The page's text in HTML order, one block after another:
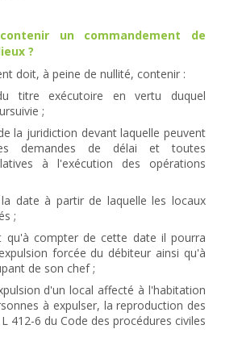
un commandement de
?
doit, à peine de nullité, contenir :
titre exécutoire en vertu duquel
;
la juridiction devant laquelle peuvent
demandes de délai et toutes
à l'exécution des opérations
date à partir de laquelle les locaux
;
qu'à compter de cette date il pourra
forcée du débiteur ainsi qu'à
de son chef ;
d'un local affecté à l'habitation
à expulser, la reproduction des
412-6 du Code des procédures civiles